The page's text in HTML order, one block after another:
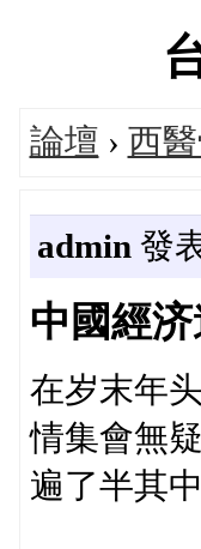
論壇 › 西
admin 發
中國經
在岁末年
情集會無
遍了半其